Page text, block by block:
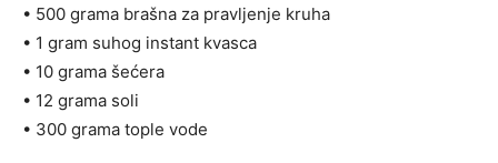
• 500 grama brašna za pravljenje kruha
• 1 gram suhog instant kvasca
• 10 grama šećera
• 12 grama soli
• 300 grama tople vode